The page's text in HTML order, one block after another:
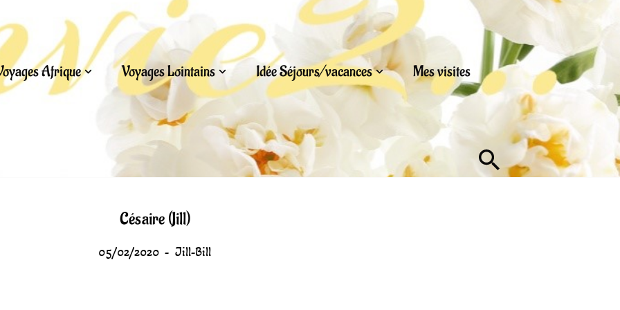
Afrique Voyages Lointains Idée Séjours/vacances Mes visites
Césaire (Jill)
05/02/2020 Jill-Bill